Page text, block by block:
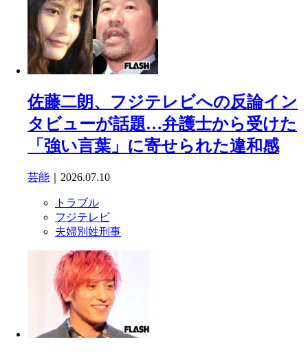
佐藤二朗、フジテレビへの反論イン
タビューが話題…弁護士から受けた
「強い言葉」に寄せられた違和感
芸能 ｜2026.07.10
トラブル
フジテレビ
夫婦別姓刑事